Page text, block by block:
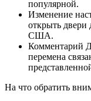
популярной.
Изменение
открыть двери
США.
Комментарий
перемена
На что обратить